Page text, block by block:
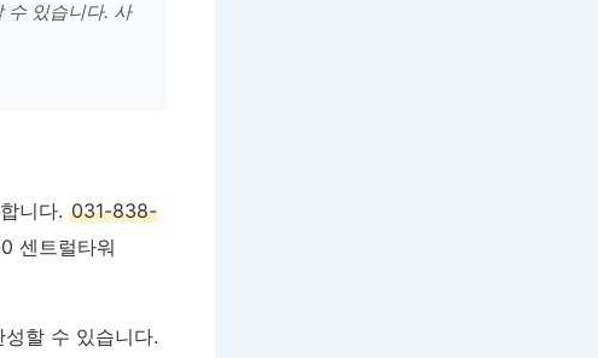
수 있습니다. 사
니다. 031-838-
센트럴타워
할 수 있습니다.